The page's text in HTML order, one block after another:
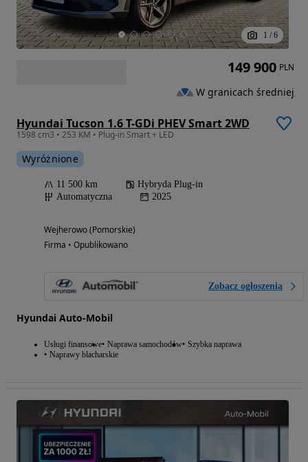
1 / 6
Hyundai Tucson 1.6 T-GDi PHEV Smart 2WD
1598 cm3 • 253 KM • Plug-in Smart + LED
Wyróżnione
11 500 km
Hybryda Plug-in
Automatyczna
2025
Wejherowo (Pomorskie)
Firma • Opublikowano
Zobacz ogłoszenia
Hyundai Auto-Mobil
Usługi finansowe Naprawa samochodów Szybka naprawa
Naprawy blacharskie
149 900 PLN
W granicach średniej